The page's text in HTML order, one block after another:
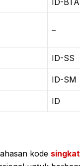
ID-BTA
–
ID-SS
ID-SM
ID
kode